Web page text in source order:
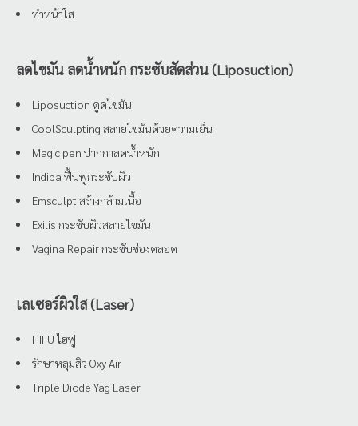
ทำหน้าใส
ลดไขมัน ลดน้ำหนัก กระชับสัดส่วน (Liposuction)
Liposuction ดูดไขมัน
CoolSculpting สลายไขมันด้วยความเย็น
Magic pen ปากกาลดน้ำหนัก
Indiba ฟื้นฟูกระชับผิว
Emsculpt สร้างกล้ามเนื้อ
Exilis กระชับผิวสลายไขมัน
Vagina Repair กระชับช่องคลอด
เลเซอร์ผิวใส (Laser)
HIFU ไฮฟู
รักษาหลุมสิว Oxy Air
Triple Diode Yag Laser